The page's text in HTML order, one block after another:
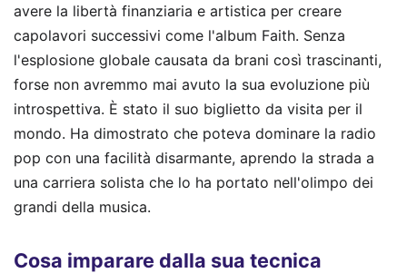
avere la libertà finanziaria e artistica per creare
capolavori successivi come l'album Faith. Senza
l'esplosione globale causata da brani così trascinanti,
forse non avremmo mai avuto la sua evoluzione più
introspettiva. È stato il suo biglietto da visita per il
mondo. Ha dimostrato che poteva dominare la radio
pop con una facilità disarmante, aprendo la strada a
una carriera solista che lo ha portato nell'olimpo dei
grandi della musica.
Cosa imparare dalla sua tecnica